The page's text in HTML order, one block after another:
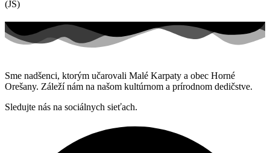
(JS)
Sme nadšenci, ktorým učarovali Malé Karpaty a obec Horné
Orešany. Záleží nám na našom kultúrnom a prírodnom dedičstve.
Sledujte nás na sociálnych sieťach.